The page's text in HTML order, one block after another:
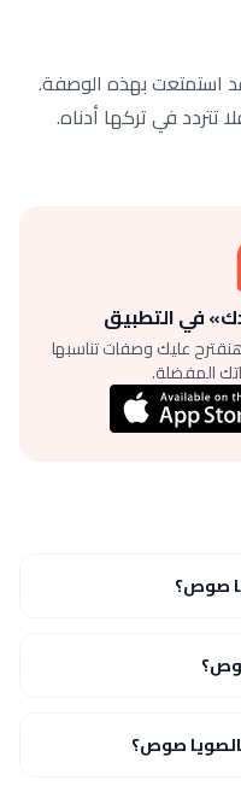
استمتعت بهذه الوصفة.
تتردد في تركها أدناه.
في التطبيق
عليك وصفات تناسبها
المفضلة.
صوص؟
صوص؟